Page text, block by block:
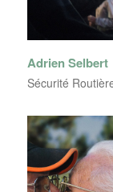
Adrien Selbert
Sécurité